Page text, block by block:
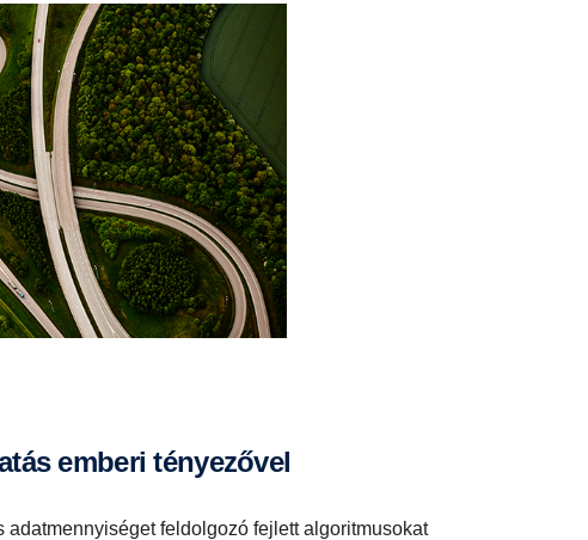
emberi tényezővel
adatmennyiséget feldolgozó fejlett algoritmusokat